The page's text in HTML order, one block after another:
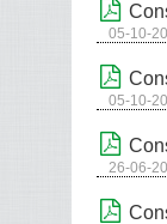
05-10-
05-10-
26-06-